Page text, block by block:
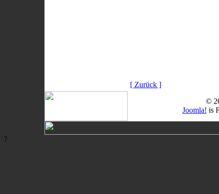
[ Zurück ]
©
Joomla! is
?